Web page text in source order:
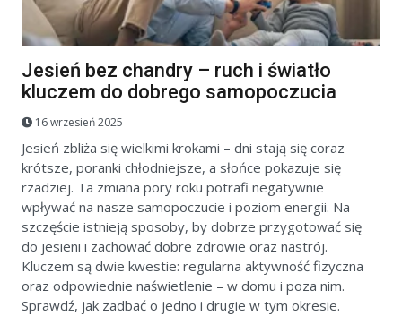
Jesień bez chandry – ruch i światło
kluczem do dobrego samopoczucia
16 wrzesień 2025
Jesień zbliża się wielkimi krokami – dni stają się coraz
krótsze, poranki chłodniejsze, a słońce pokazuje się
rzadziej. Ta zmiana pory roku potrafi negatywnie
wpływać na nasze samopoczucie i poziom energii. Na
szczęście istnieją sposoby, by dobrze przygotować się
do jesieni i zachować dobre zdrowie oraz nastrój.
Kluczem są dwie kwestie: regularna aktywność fizyczna
oraz odpowiednie naświetlenie – w domu i poza nim.
Sprawdź, jak zadbać o jedno i drugie w tym okresie.